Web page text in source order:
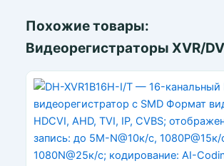
Похожие товары:
Видеорегистраторы XVR/